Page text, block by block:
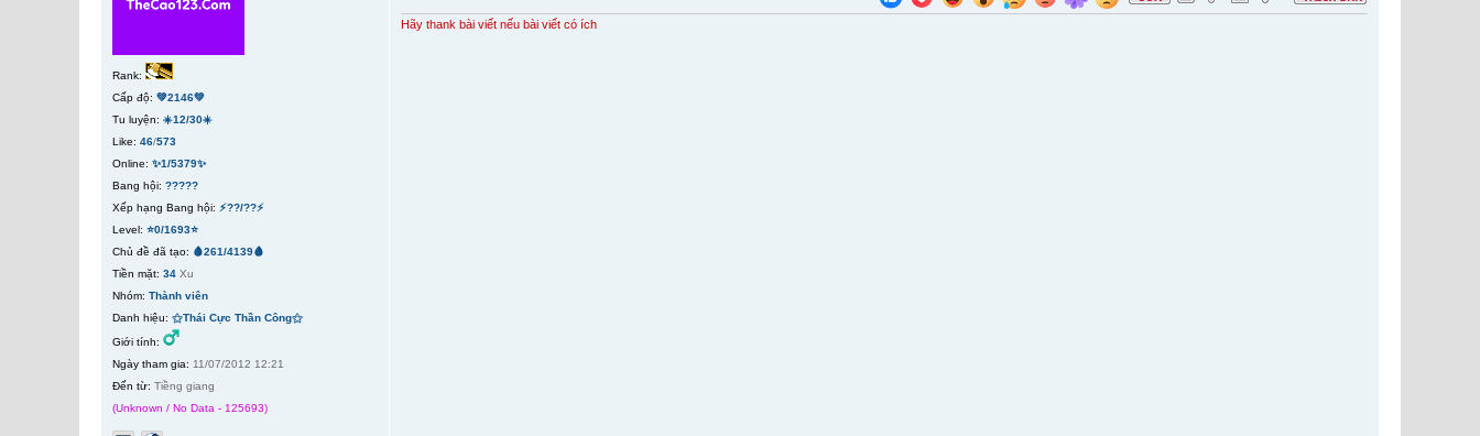
Hãy thank bài viết nếu bài viết có ích
Rank:
Cấp độ: 💚2146💚
Tu luyện: ☀️12/30☀️
Like: 46/573
Online: ✨1/5379✨
Bang hội: ?????
Xếp hạng Bang hội: ⚡??/??⚡
Level: ⭐0/1693⭐
Chủ đề đã tạo: 🩸261/4139🩸
Tiền mặt: 34 Xu
Nhóm: Thành viên
Danh hiệu: ⚝Thái Cực Thần Công⚝
Giới tính:
Ngày tham gia: 11/07/2012 12:21
Đến từ: Tiềng giang
(Unknown / No Data - 125693)